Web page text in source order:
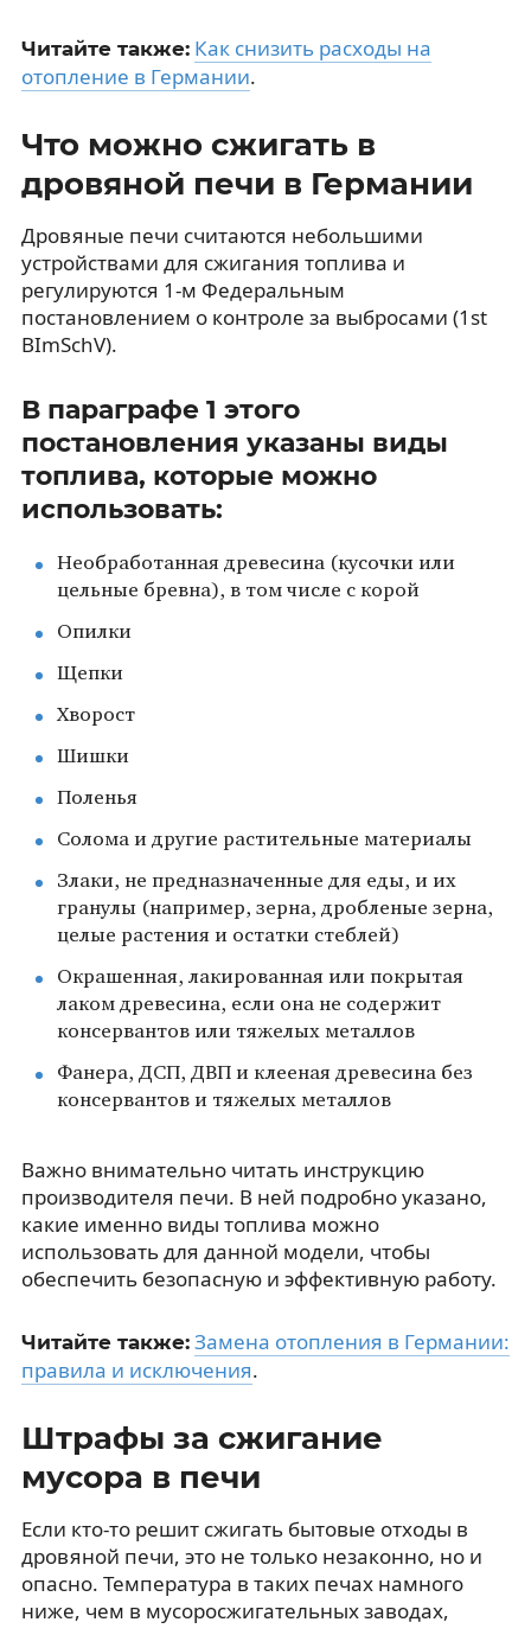
Читайте также: Как снизить расходы на
отопление в Германии.
Что можно сжигать в
дровяной печи в Германии
Дровяные печи считаются небольшими
устройствами для сжигания топлива и
регулируются 1-м Федеральным
постановлением о контроле за выбросами (1st
BImSchV).
В параграфе 1 этого
постановления указаны виды
топлива, которые можно
использовать:
Необработанная древесина (кусочки или
цельные бревна), в том числе с корой
Опилки
Щепки
Хворост
Шишки
Поленья
Солома и другие растительные материалы
Злаки, не предназначенные для еды, и их
гранулы (например, зерна, дробленые зерна,
целые растения и остатки стеблей)
Окрашенная, лакированная или покрытая
лаком древесина, если она не содержит
консервантов или тяжелых металлов
Фанера, ДСП, ДВП и клееная древесина без
консервантов и тяжелых металлов
Важно внимательно читать инструкцию
производителя печи. В ней подробно указано,
какие именно виды топлива можно
использовать для данной модели, чтобы
обеспечить безопасную и эффективную работу.
Читайте также: Замена отопления в Германии:
правила и исключения.
Штрафы за сжигание
мусора в печи
Если кто-то решит сжигать бытовые отходы в
дровяной печи, это не только незаконно, но и
опасно. Температура в таких печах намного
ниже, чем в мусоросжигательных заводах,